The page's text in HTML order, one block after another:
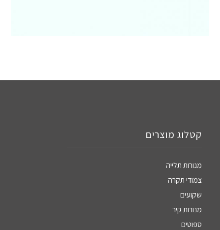
קטלוג מוצרים
מנורות תלייה
צמודי תקרה
שקועים
מנורות קיר
ספוטים